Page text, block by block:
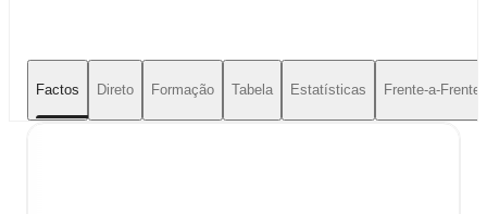
Factos Direto Formação Tabela Estatísticas Frente-a-Frente